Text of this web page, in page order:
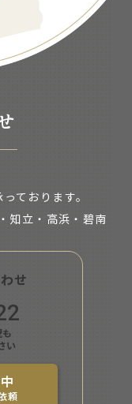
ております。
知立・ 高浜・碧南
せ
い
頼